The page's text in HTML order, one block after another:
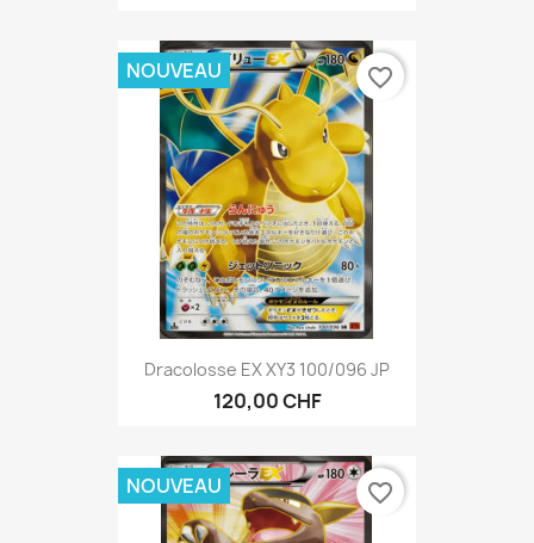
Dracolosse EX XY3 100/096 JP
120,00 CHF
NOUVEAU favorite_border
NOUVEAU favorite_border